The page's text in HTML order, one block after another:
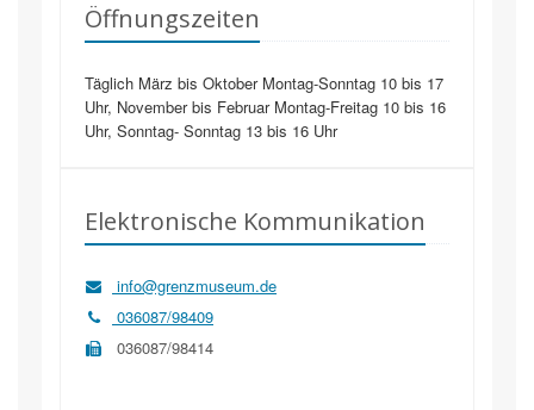
Öffnungszeiten
Täglich März bis Oktober Montag-Sonntag 10 bis 17
Uhr, November bis Februar Montag-Freitag 10 bis 16
Uhr, Sonntag- Sonntag 13 bis 16 Uhr
Elektronische Kommunikation
info@grenzmuseum.de
036087/98409
036087/98414